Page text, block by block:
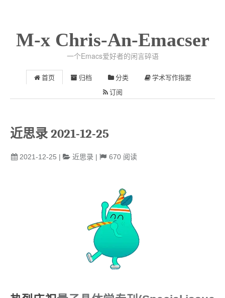
M-x Chris-An-Emacser
一个Emacs爱好者的闲言碎语
首页 归档 分类 学术写作指要
订阅
近思录 2021-12-25
2021-12-25 | 近思录 | 670阅读